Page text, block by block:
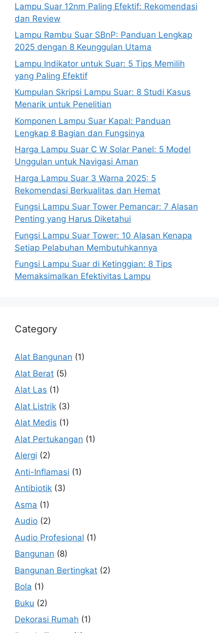
Lampu Suar 12nm Paling Efektif: Rekomendasi
dan Review
Lampu Rambu Suar SBnP: Panduan Lengkap
2025 dengan 8 Keunggulan Utama
Lampu Indikator untuk Suar: 5 Tips Memilih
yang Paling Efektif
Kumpulan Skripsi Lampu Suar: 8 Studi Kasus
Menarik untuk Penelitian
Komponen Lampu Suar Kapal: Panduan
Lengkap 8 Bagian dan Fungsinya
Harga Lampu Suar C W Solar Panel: 5 Model
Unggulan untuk Navigasi Aman
Harga Lampu Suar 3 Warna 2025: 5
Rekomendasi Berkualitas dan Hemat
Fungsi Lampu Suar Tower Pemancar: 7 Alasan
Penting yang Harus Diketahui
Fungsi Lampu Suar Tower: 10 Alasan Kenapa
Setiap Pelabuhan Membutuhkannya
Fungsi Lampu Suar di Ketinggian: 8 Tips
Memaksimalkan Efektivitas Lampu
Category
Alat Bangunan (1)
Alat Berat (5)
Alat Las (1)
Alat Listrik (3)
Alat Medis (1)
Alat Pertukangan (1)
Alergi (2)
Anti-Inflamasi (1)
Antibiotik (3)
Asma (1)
Audio (2)
Audio Profesional (1)
Bangunan (8)
Bangunan Bertingkat (2)
Bola (1)
Buku (2)
Dekorasi Rumah (1)